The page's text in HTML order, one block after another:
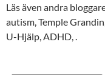
Läs även andra
autism, Temple
U-Hjälp, ADHD, .